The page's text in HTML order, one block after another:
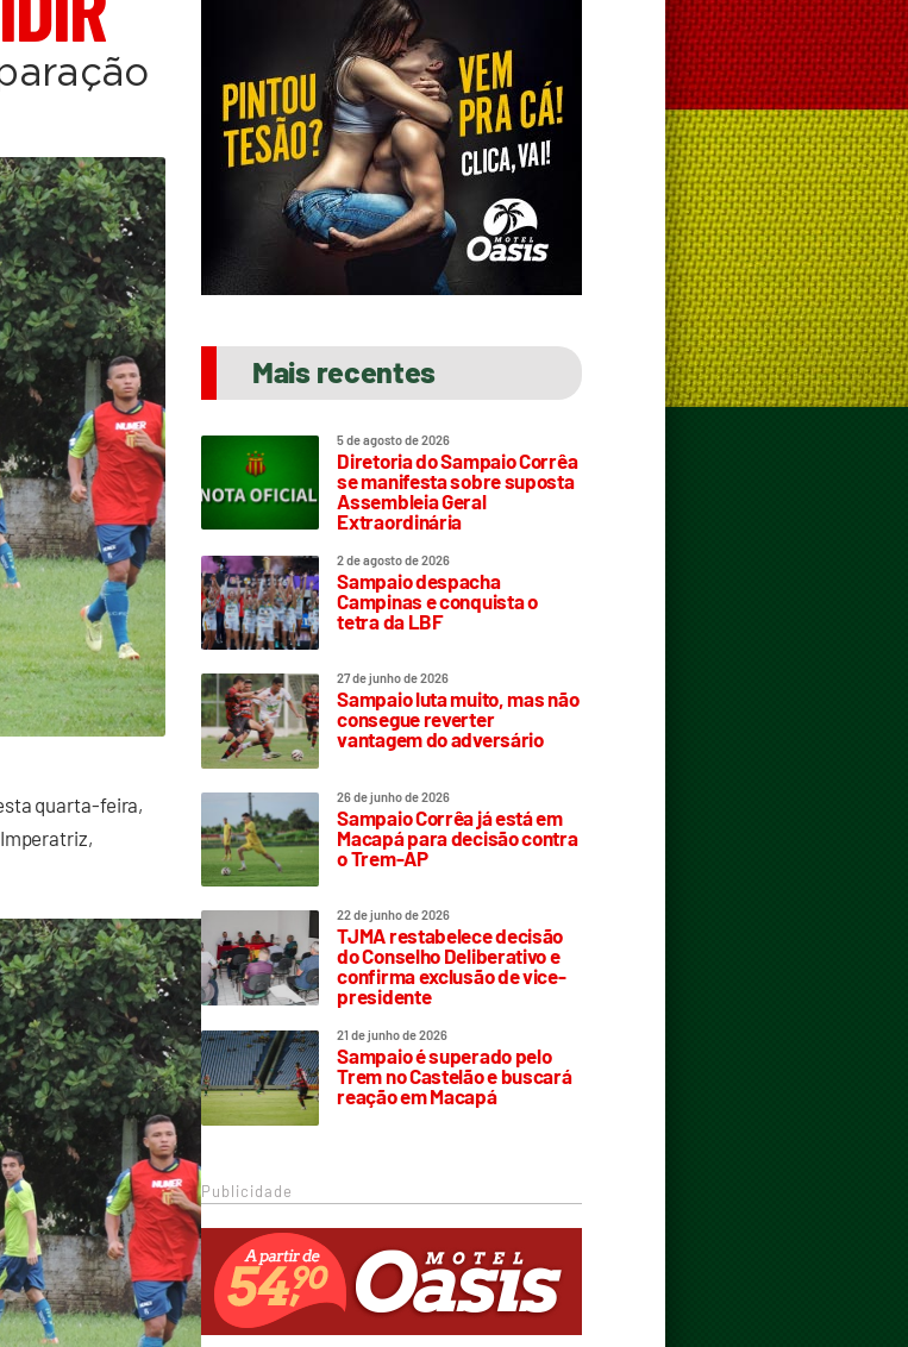
quarta-feira,
Mais recentes
5 de agosto de 2026
Diretoria do Sampaio Corrêa
se manifesta sobre suposta
Assembleia Geral
Extraordinária
2 de agosto de 2026
Sampaio despacha
Campinas e conquista o
tetra da LBF
27 de junho de 2026
Sampaio luta muito, mas não
consegue reverter
vantagem do adversário
26 de junho de 2026
Sampaio Corrêa já está em
Macapá para decisão contra
o Trem-AP
22 de junho de 2026
TJMA restabelece decisão
do Conselho Deliberativo e
confirma exclusão de vice-
presidente
21 de junho de 2026
Sampaio é superado pelo
Trem no Castelão e buscará
reação em Macapá
Publicidade